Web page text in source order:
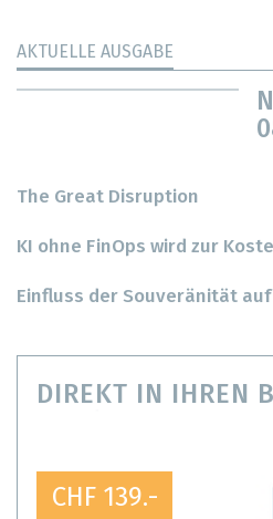
AKTUELLE AUSGABE
The Great Disruption
KI ohne FinOps wird zur
Einfluss der Souveränität
DIREKT IN IHREN
CHF 139.-